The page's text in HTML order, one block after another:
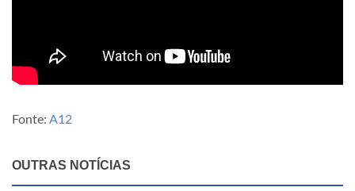
Fonte: A12
OUTRAS NOTÍCIAS